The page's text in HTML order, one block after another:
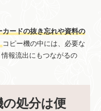
ードの抜き忘れや資料の
コピー機の中には、必要な
報流出にもつながるの
の処分は便